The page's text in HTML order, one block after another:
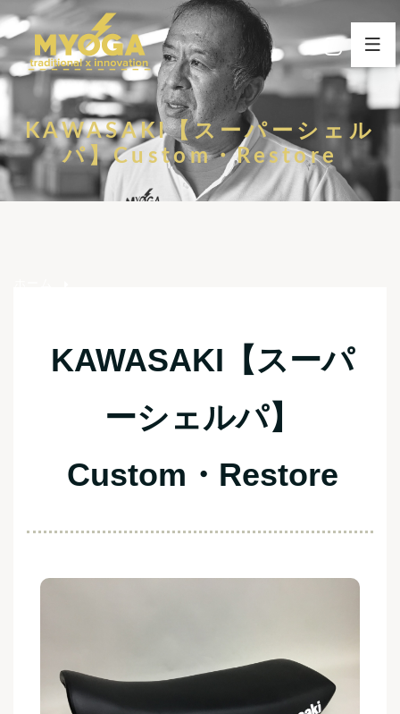
KAWASAKI【スーパーシェル
パ】Custom・Restore
KAWASAKI【スーパ
ーシェルパ】
Custom・Restore